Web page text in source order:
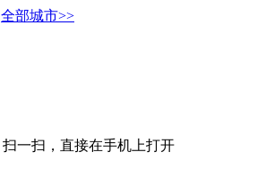
全部城市>>
扫一扫，直接在手机上打开